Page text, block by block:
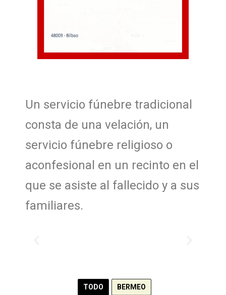
Un servicio fúnebre tradicional
consta de una velación, un
servicio fúnebre religioso o
aconfesional en un recinto en el
que se asiste al fallecido y a sus
familiares.
TODO BERMEO